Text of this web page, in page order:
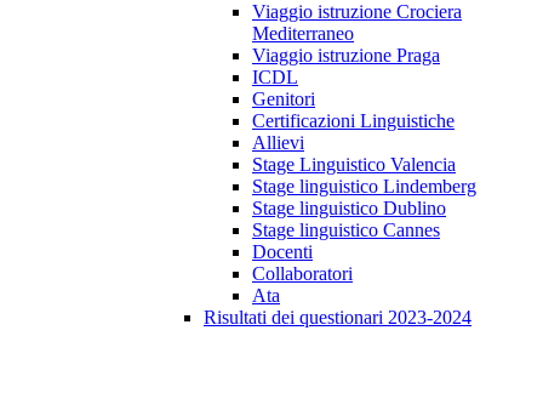
Viaggio istruzione Crociera
Mediterraneo
Viaggio istruzione Praga
ICDL
Genitori
Certificazioni Linguistiche
Allievi
Stage Linguistico Valencia
Stage linguistico Lindemberg
Stage linguistico Dublino
Stage linguistico Cannes
Docenti
Collaboratori
Ata
Risultati dei questionari 2023-2024